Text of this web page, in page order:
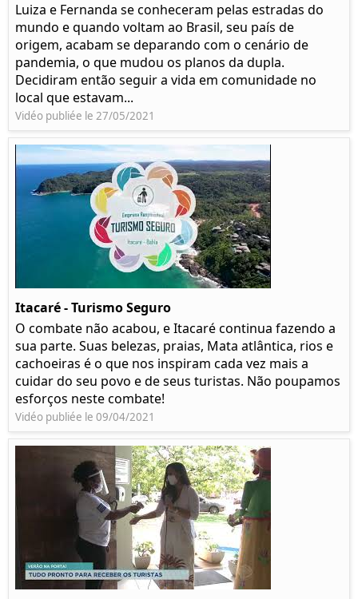
Luiza e Fernanda se conheceram pelas estradas do
mundo e quando voltam ao Brasil, seu país de
origem, acabam se deparando com o cenário de
pandemia, o que mudou os planos da dupla.
Decidiram então seguir a vida em comunidade no
local que estavam...
Vidéo publiée le 27/05/2021
Itacaré - Turismo Seguro
O combate não acabou, e Itacaré continua fazendo a
sua parte. Suas belezas, praias, Mata atlântica, rios e
cachoeiras é o que nos inspiram cada vez mais a
cuidar do seu povo e de seus turistas. Não poupamos
esforços neste combate!
Vidéo publiée le 09/04/2021